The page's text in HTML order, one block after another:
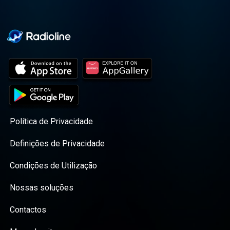
Política de Privacidade
Definições de Privacidade
Condições de Utilização
Nossas soluções
Contactos